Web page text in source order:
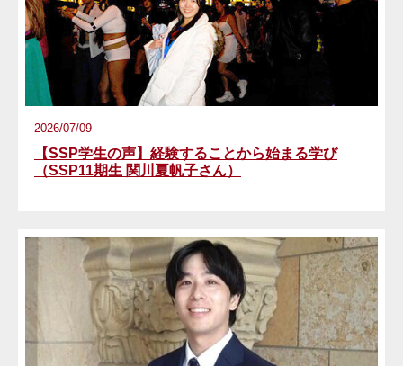
2026/07/09
【SSP学生の声】経験することから始まる学び
（SSP11期生 関川夏帆子さん）